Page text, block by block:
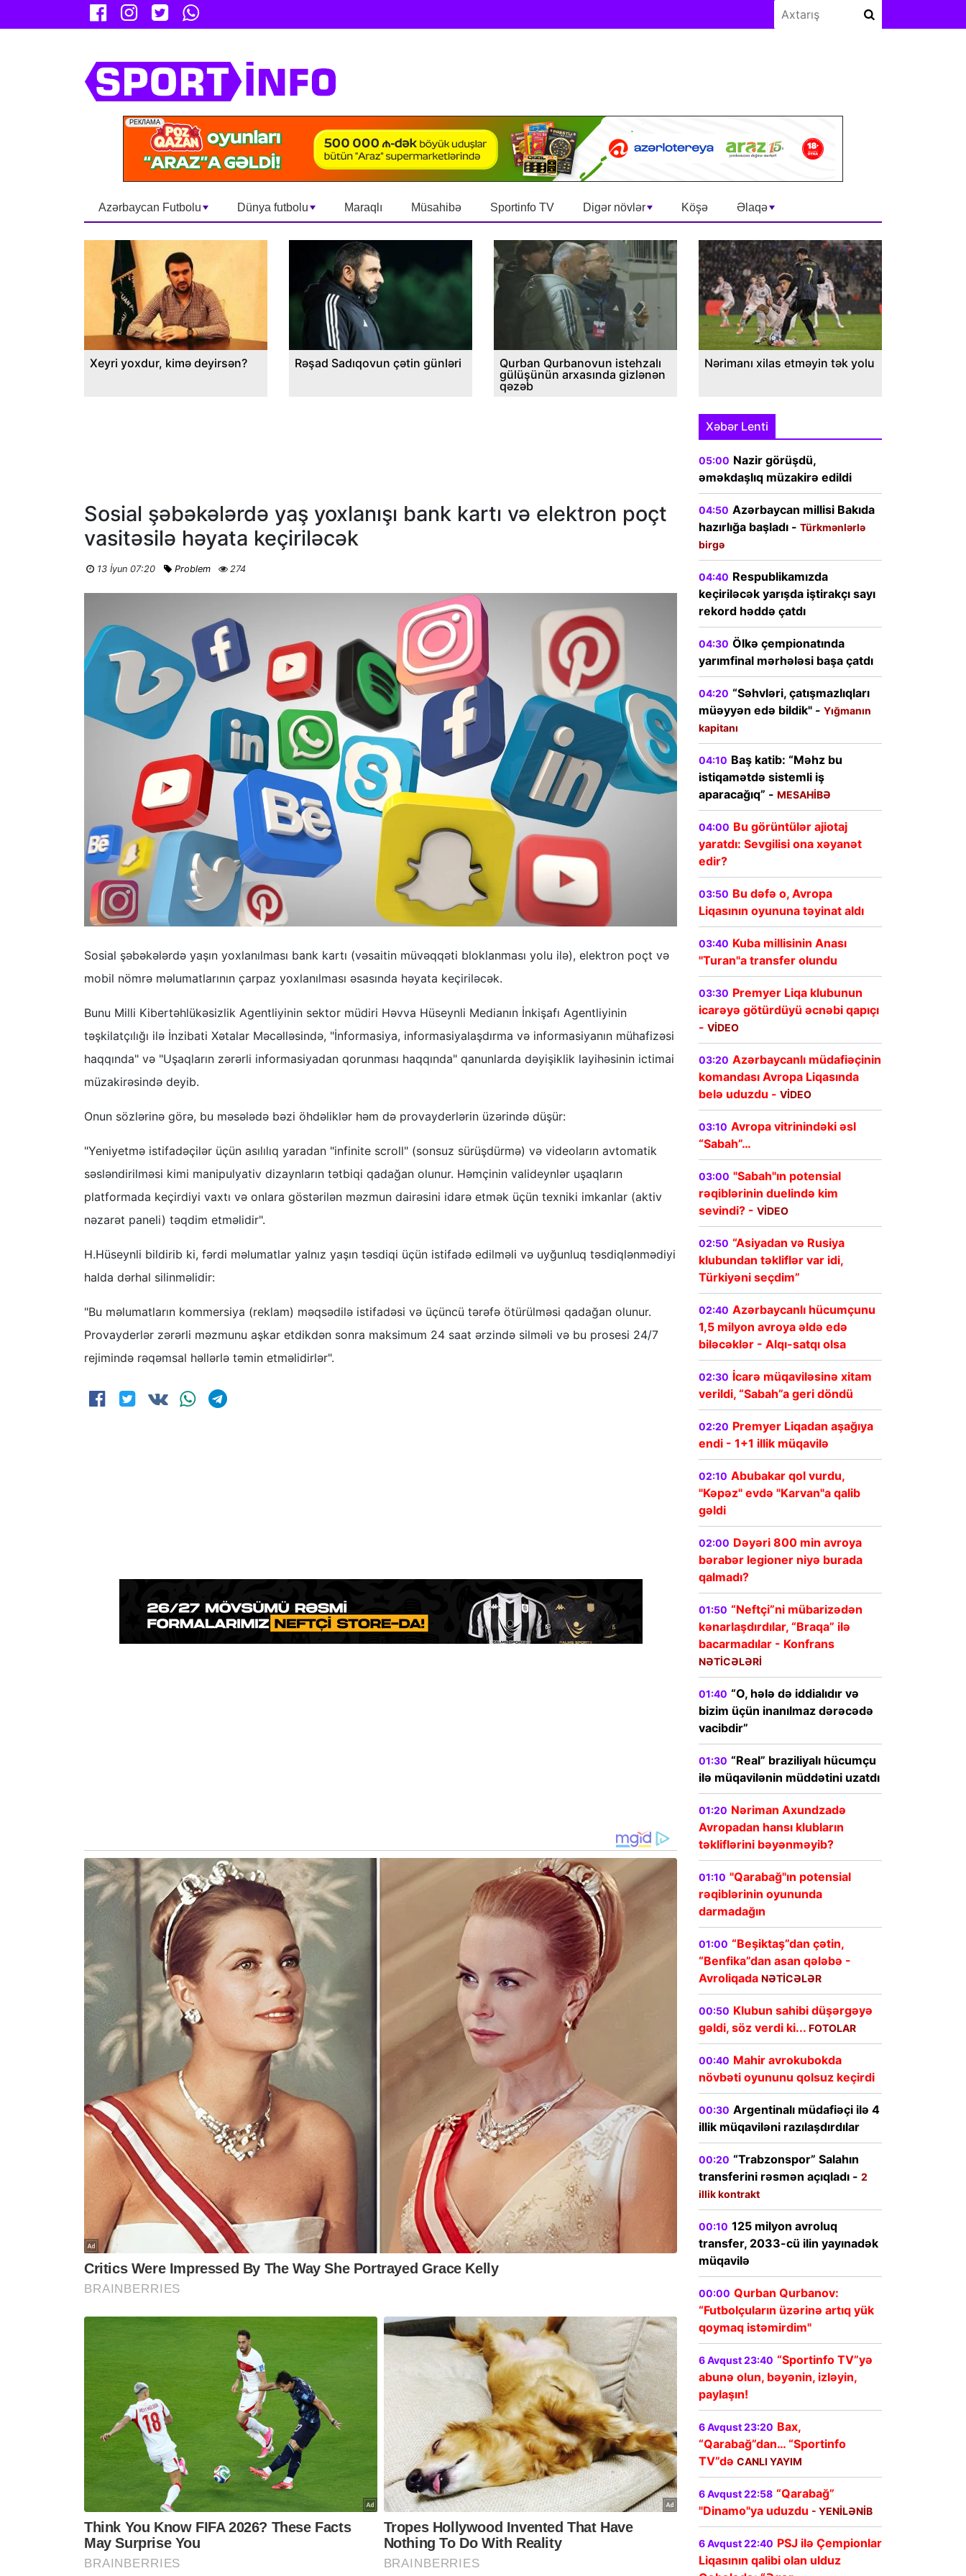
Azərbaycan Futbolu Dünya futbolu Maraqlı Müsahibə Sportinfo TV Digər növlər Köşə Əlaqə
Xeyri yoxdur, kimə deyirsən? Rəşad Sadıqovun çətin günləri
Qurban Qurbanovun istehzalı
gülüşünün arxasında gizlənən
qəzəb
Nərimanı xilas etməyin tək yolu
Sosial şəbəkələrdə yaş yoxlanışı bank kartı və elektron poçt
vasitəsilə həyata keçiriləcək
13 İyun 07:20 Problem 274
Sosial şəbəkələrdə yaşın yoxlanılması bank kartı (vəsaitin müvəqqəti bloklanması yolu ilə), elektron poçt və
mobil nömrə məlumatlarının çarpaz yoxlanılması əsasında həyata keçiriləcək.
Bunu Milli Kibertəhlükəsizlik Agentliyinin sektor müdiri Həvva Hüseynli Medianın İnkişafı Agentliyinin
təşkilatçılığı ilə İnzibati Xətalar Məcəlləsində, "İnformasiya, informasiyalaşdırma və informasiyanın mühafizəsi
haqqında" və "Uşaqların zərərli informasiyadan qorunması haqqında" qanunlarda dəyişiklik layihəsinin ictimai
müzakirəsində deyib.
Onun sözlərinə görə, bu məsələdə bəzi öhdəliklər həm də provayderlərin üzərində düşür:
"Yeniyetmə istifadəçilər üçün asılılıq yaradan "infinite scroll" (sonsuz sürüşdürmə) və videoların avtomatik
səsləndirilməsi kimi manipulyativ dizaynların tətbiqi qadağan olunur. Həmçinin valideynlər uşaqların
platformada keçirdiyi vaxtı və onlara göstərilən məzmun dairəsini idarə etmək üçün texniki imkanlar (aktiv
nəzarət paneli) təqdim etməlidir".
H.Hüseynli bildirib ki, fərdi məlumatlar yalnız yaşın təsdiqi üçün istifadə edilməli və uyğunluq təsdiqlənmədiyi
halda dərhal silinməlidir:
"Bu məlumatların kommersiya (reklam) məqsədilə istifadəsi və üçüncü tərəfə ötürülməsi qadağan olunur.
Provayderlər zərərli məzmunu aşkar etdikdən sonra maksimum 24 saat ərzində silməli və bu prosesi 24/7
rejimində rəqəmsal həllərlə təmin etməlidirlər".
Xəbər Lenti
05:00 Nazir görüşdü,
əməkdaşlıq müzakirə edildi
04:50 Azərbaycan millisi Bakıda
hazırlığa başladı - Türkmənlərlə
birgə
04:40 Respublikamızda
keçiriləcək yarışda iştirakçı sayı
rekord həddə çatdı
04:30 Ölkə çempionatında
yarımfinal mərhələsi başa çatdı
04:20 “Səhvləri, çatışmazlıqları
müəyyən edə bildik" - Yığmanın
kapitanı
04:10 Baş katib: “Məhz bu
istiqamətdə sistemli iş
aparacağıq” - MESAHİBƏ
04:00 Bu görüntülər ajiotaj
yaratdı: Sevgilisi ona xəyanət
edir?
03:50 Bu dəfə o, Avropa
Liqasının oyununa təyinat aldı
03:40 Kuba millisinin Anası
"Turan"a transfer olundu
03:30 Premyer Liqa klubunun
icarəyə götürdüyü əcnəbi qapıçı
- VİDEO
03:20 Azərbaycanlı müdafiəçinin
komandası Avropa Liqasında
belə uduzdu - VİDEO
03:10 Avropa vitrinindəki əsl
“Sabah”…
03:00 "Sabah"ın potensial
rəqiblərinin duelində kim
sevindi? - VİDEO
02:50 “Asiyadan və Rusiya
klubundan təkliflər var idi,
Türkiyəni seçdim”
02:40 Azərbaycanlı hücumçunu
1,5 milyon avroya əldə edə
biləcəklər - Alqı-satqı olsa
02:30 İcarə müqaviləsinə xitam
verildi, “Sabah”a geri döndü
02:20 Premyer Liqadan aşağıya
endi - 1+1 illik müqavilə
02:10 Abubakar qol vurdu,
"Kəpəz" evdə "Karvan"a qalib
gəldi
02:00 Dəyəri 800 min avroya
bərabər legioner niyə burada
qalmadı?
01:50 “Neftçi”ni mübarizədən
kənarlaşdırdılar, “Braqa” ilə
bacarmadılar - Konfrans
NƏTİCƏLƏRİ
01:40 “O, hələ də iddialıdır və
bizim üçün inanılmaz dərəcədə
vacibdir”
01:30 “Real” braziliyalı hücumçu
ilə müqavilənin müddətini uzatdı
01:20 Nəriman Axundzadə
Avropadan hansı klubların
təkliflərini bəyənməyib?
01:10 "Qarabağ"ın potensial
rəqiblərinin oyununda
darmadağın
01:00 “Beşiktaş”dan çətin,
“Benfika”dan asan qələbə -
Avroliqada NƏTİCƏLƏR
00:50 Klubun sahibi düşərgəyə
gəldi, söz verdi ki... FOTOLAR
00:40 Mahir avrokubokda
növbəti oyununu qolsuz keçirdi
00:30 Argentinalı müdafiəçi ilə 4
illik müqaviləni razılaşdırdılar
00:20 “Trabzonspor” Salahın
transferini rəsmən açıqladı - 2
illik kontrakt
00:10 125 milyon avroluq
transfer, 2033-cü ilin yayınadək
müqavilə
00:00 Qurban Qurbanov:
“Futbolçuların üzərinə artıq yük
qoymaq istəmirdim"
6 Avqust 23:40 “Sportinfo TV”yə
abunə olun, bəyənin, izləyin,
paylaşın!
6 Avqust 23:20 Bax,
“Qarabağ”dan… “Sportinfo
TV”də CANLI YAYIM
6 Avqust 22:58 “Qarabağ”
"Dinamo"ya uduzdu - YENİLƏNİB
6 Avqust 22:40 PSJ ilə Çempionlar
Liqasının qalibi olan ulduz